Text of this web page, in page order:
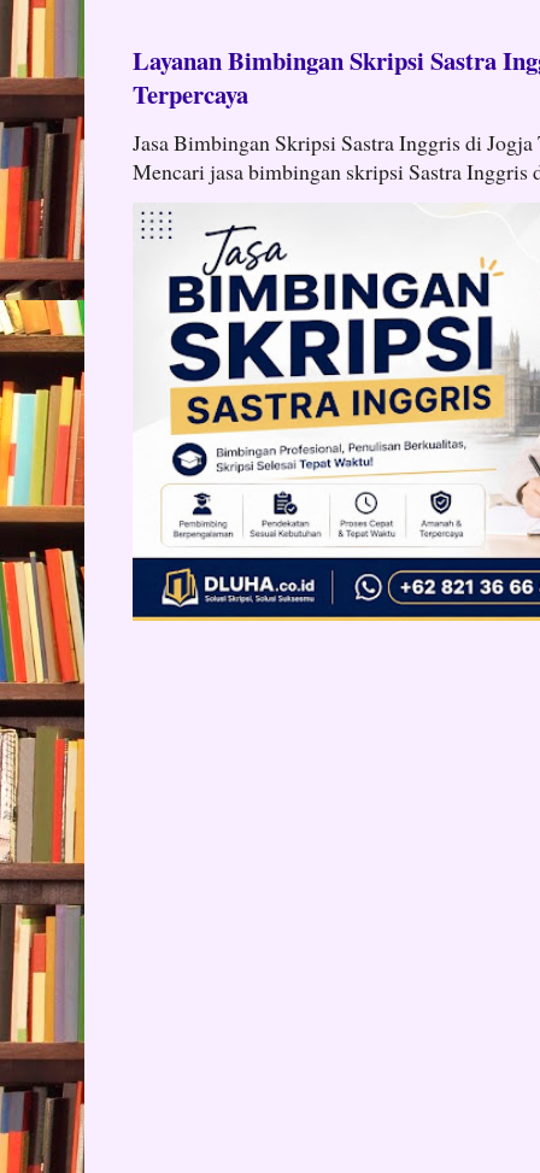
Layanan Bimbingan Skripsi Sastra
Terpercaya
Jasa Bimbingan Skripsi Sastra Inggris di Jogja
Mencari jasa bimbingan skripsi Sastra Inggris